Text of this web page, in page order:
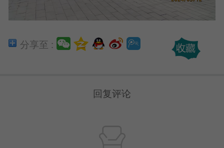
分享至 :
回复评论